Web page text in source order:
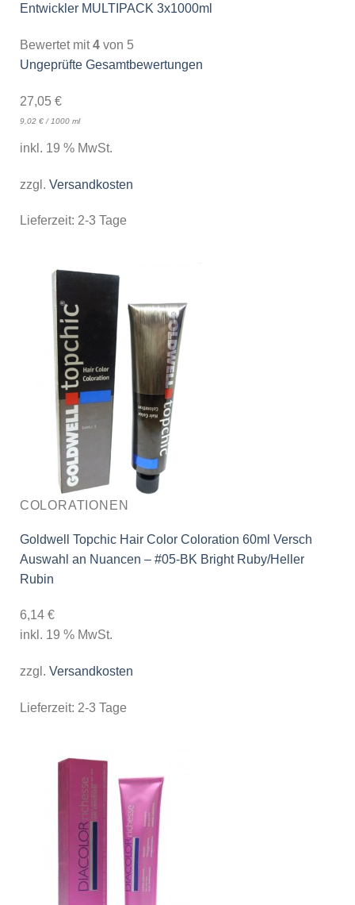
Entwickler MULTIPACK 3x1000ml
Bewertet mit4von 5
Ungeprüfte Gesamtbewertungen
27,05 €
9,02 €/ 1000 ml
inkl. 19 % MwSt.
zzgl. Versandkosten
Lieferzeit: 2-3 Tage
COLORATIONEN
Goldwell Topchic Hair Color Coloration 60ml Versch
Auswahl an Nuancen – #05-BK Bright Ruby/Heller
Rubin
6,14 €
inkl. 19 % MwSt.
zzgl. Versandkosten
Lieferzeit: 2-3 Tage